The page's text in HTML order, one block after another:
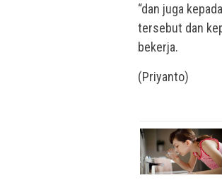
“dan juga
tersebut dan
bekerja.
(Priyanto)